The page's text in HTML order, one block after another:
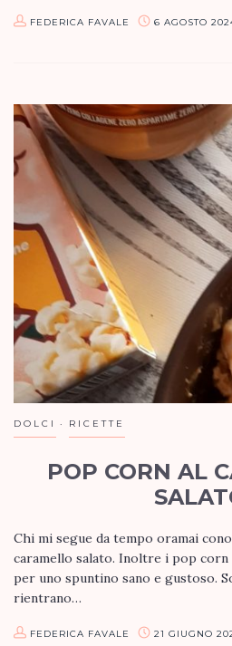
FEDERICA FAVALE 6 AGOSTO
DOLCI RICETTE
POP CORN AL
Chi mi segue da tempo oramai
caramello salato. Inoltre i pop
per uno spuntino sano e gustoso.
rientrano…
FEDERICA FAVALE 21 GIUGNO